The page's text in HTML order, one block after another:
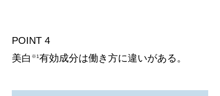
POINT 4
美白 ※1有効成分は働き方に違いがある。